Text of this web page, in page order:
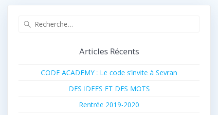
Articles Récents
CODE ACADEMY : Le code s’invite à Sevran
DES IDEES ET DES MOTS
Rentrée 2019-2020